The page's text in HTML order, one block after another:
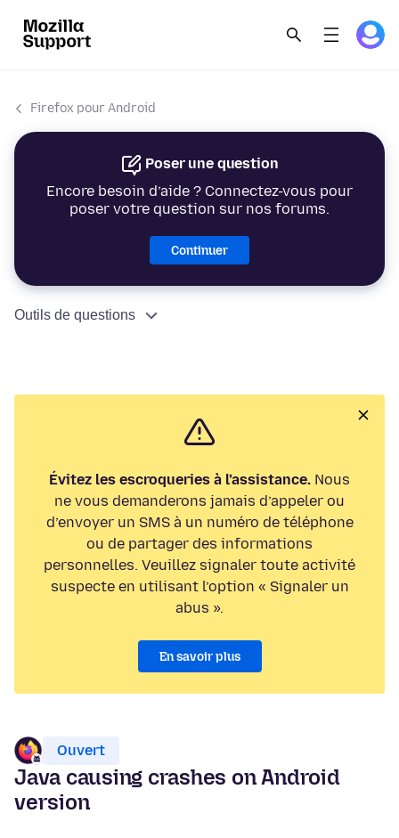
Firefox pour Android
Poser une question
Encore besoin d’aide ? Connectez-vous pour
poser votre question sur nos forums.
Continuer
Outils de questions
Évitez les escroqueries à l’assistance. Nous
ne vous demanderons jamais d’appeler ou
d’envoyer un SMS à un numéro de téléphone
ou de partager des informations
personnelles. Veuillez signaler toute activité
suspecte en utilisant l’option « Signaler un
abus ».
En savoir plus
Ouvert
Java causing crashes on Android
version